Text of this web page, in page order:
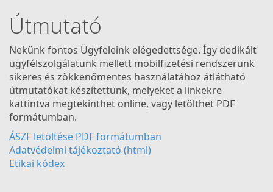
Útmutató
Nekünk fontos Ügyfeleink elégedettsége. Így dedikált
ügyfélszolgálatunk mellett mobilfizetési rendszerünk
sikeres és zökkenőmentes használatához átlátható
útmutatókat készítettünk, melyeket a linkekre
kattintva megtekinthet online, vagy letölthet PDF
formátumban.
ÁSZF letöltése PDF formátumban
Adatvédelmi tájékoztató (html)
Etikai kódex